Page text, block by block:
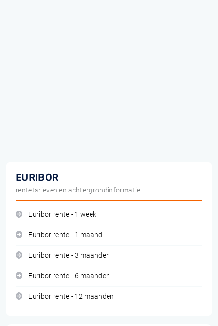
EURIBOR
rentetarieven en achtergrondinformatie
Euribor rente - 1 week
Euribor rente - 1 maand
Euribor rente - 3 maanden
Euribor rente - 6 maanden
Euribor rente - 12 maanden